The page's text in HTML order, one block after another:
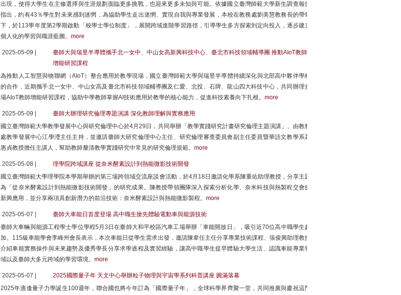
出現，使得大學生在主修選擇與生涯規劃面臨更多挑戰，也迎來更多未知與可能。依據國立臺灣師範大學新生調查報告
指出，約有43％學生對未來感到迷惘，為協助學生走出迷惘、實現自我與專業發展，本校在教務處劉美慧教務長的帶領
下，於113學年度第2學期啟動「校學士學位制度」，展開跨域進階學習路徑，引導學生多方探索到定向投入，逐步建立
個人化的學習與職涯藍圖。 more
2025-05-09 |
臺師大與瑞昱半導體攜手北一女中、中山女高新興科技中心、臺北市科技領域輔導團 推動AIoT教師
增能研習課程
為推動人工智慧與物聯網（AIoT）整合應用於教學現場，國立臺灣師範大學與瑞昱半導體持續深化與北部高中夥伴學校
的合作，近期攜手北一女中、中山女高及臺北市科技領域輔導團及仁愛、北投、石牌、龍山四大科技中心，共同辦理多
場AIoT教師增能研習課程，協助中學教師掌握AI技術應用於教學的核心能力，促進科技素養向下扎根。 more
2025-05-09 |
臺師大辦理研究倫理專題演講 深化教師理解與實務應用
國立臺灣師範大學教學發展中心與研究倫理中心於4月29日，共同舉辦「教學實踐研究計畫研究倫理主題演講」。由教務
處教學發展中心江學瀅主任主持，並邀請臺師大研究倫理中心主任、研究倫理審查委員會副主任委員暨華語文教學系蕭
惠貞教授擔任主講人，幫助教師釐清教學實踐研究中常見的研究倫理規範。 more
2025-05-08 |
理學院跨域講座 從奈米酵素設計到熱能微影技術開發
國立臺灣師範大學理學院本學期舉辦的第三場跨領域交流座談會活動，於4月18日邀請化學系陳重佑助理教授，分享主題
為「從奈米酵素設計到熱能微影技術開發」的研究成果。陳教授帶領團隊深入探索分析化學、奈米科技與熱製程交會的
新興應用，並分享兩項具創新潛力的前沿技術：奈米酵素設計與熱能微影製程。 more
2025-05-07 |
臺師大車能日首度登場 高中職生搶先體驗電動車與能源技術
臺師大車輛與能源工程學士學位學程5月3日在臺師大和平校區汽車工場舉辦「車能開放日」，吸引近70位高中職學生參
加。115級車能學會李峰州會長表示，本次車能日從學生需求出發，邀請陳韋任主任分享專業技術課程、張俊興助理教授
介紹車能實務操作與未來趨勢及優秀學長分享求學過程及實習經驗，讓高中職學生提早體驗大學生活、認識車能專業領
域以及臺師大多元跨域的學習環境。 more
2025-05-07 |
2025國際量子年 天文中心舉辦粒子物理與宇宙學系列科普講座 圓滿落幕
2025年適逢量子力學誕生100週年，聯合國也將今年訂為「國際量子年」，全球科學界齊聚一堂，共同推廣與慶祝這門